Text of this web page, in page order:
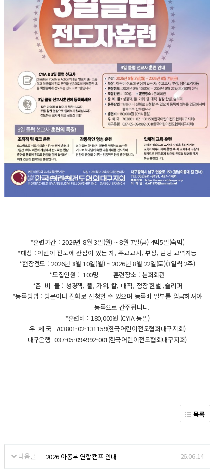
*훈련기간 : 2026년 8월 3일(월) ~ 8월 7일(금) 4박5일(숙박)
*대상 : 어린이 전도에 관심이 있는 자, 주교교사, 부장, 담당 교역자등
*현장전도 : 2026년 8월 10일(월) ~ 2026년 8월 22일(토)(3일씩 2주)
*모집인원 : 100명 훈련장소 : 본회회관
*준 비 물 : 성경책, 풀, 가위, 칼, 매직, 정장 한벌 ,슬리퍼
*등록방법 : 방문이나 전화로 신청할 수 있으며 등록비 일부를 입금하셔야
등록으로 간주됩니다.
*훈련비 : 180,000원 (CYIA 동일)
우 체 국 703801-02-131159(한국어린이전도협회대구지회)
대구은행 037-05-094992-001(한국어린이전도협회대구지회)
목록
다음글 2026 아동부 연합캠프 안내 26.06.14